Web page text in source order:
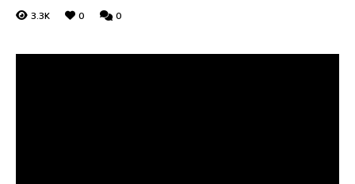
3.3K 0 0